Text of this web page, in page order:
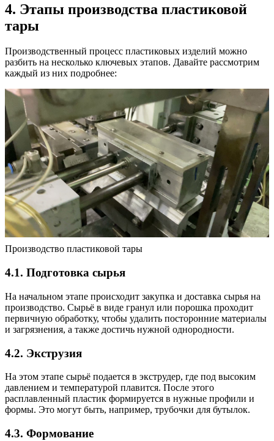
4. Этапы производства пластиковой
тары
Производственный процесс пластиковых изделий можно
разбить на несколько ключевых этапов. Давайте рассмотрим
каждый из них подробнее:
Производство пластиковой тары
4.1. Подготовка сырья
На начальном этапе происходит закупка и доставка сырья на
производство. Сырьё в виде гранул или порошка проходит
первичную обработку, чтобы удалить посторонние материалы
и загрязнения, а также достичь нужной однородности.
4.2. Экструзия
На этом этапе сырьё подается в экструдер, где под высоким
давлением и температурой плавится. После этого
расплавленный пластик формируется в нужные профили и
формы. Это могут быть, например, трубочки для бутылок.
4.3. Формование